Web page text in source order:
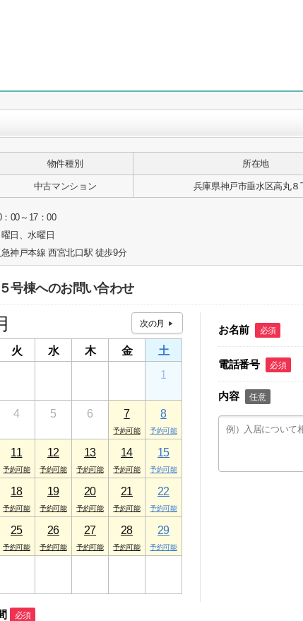
物件種別 所在地
中古マンション 兵庫県神戸市垂水区高丸８
：00～17：00
曜日、水曜日
急神戸本線 西宮北口駅 徒歩9分
号棟へのお問い合わせ
火 水 木 金
土
1
4 5 6 7 8
11 12 13 14 15
18 19 20 21 22
25 26 27 28 29
必須
お名前 必須
電話番号 必須
内容 任意